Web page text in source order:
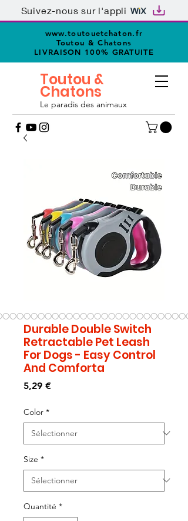
Suivez-nous sur l'appli
www.toutouetchaton.fr
Toutou & Chatons
LIVRAISON 100% GRATUITE
Le paradis des animaux
Toutou &
Chatons
Durable Double Switch
Retractable Pet Leash
For Dogs - Easy Control
And Comforta
5,29 €Prix
Color *
Size *
Quantité *